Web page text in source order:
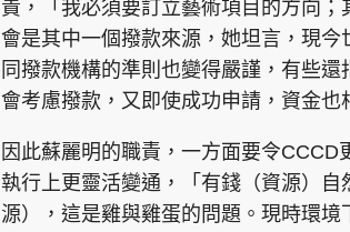
責，「我必須要訂立藝術項目的方向
會是其中一個撥款來源，她坦言，現
同撥款機構的準則也變得嚴謹，有些
會考慮撥款，又即使成功申請，資金也
因此蘇麗明的職責，一方面要令
執行上更靈活變通，「有錢（資源）
源），這是雞與雞蛋的問題。現時環